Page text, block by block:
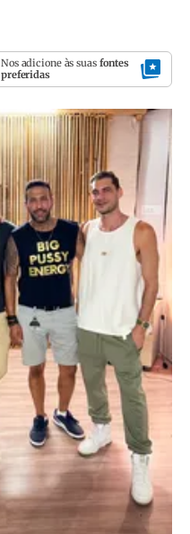
Nos adicione às suas fontes
preferidas